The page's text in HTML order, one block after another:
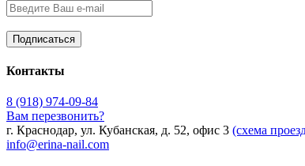
Контакты
8 (918) 974-09-84
Вам перезвонить?
г. Краснодар, ул. Кубанская, д. 52, офис 3 (схема
info@erina-nail.com